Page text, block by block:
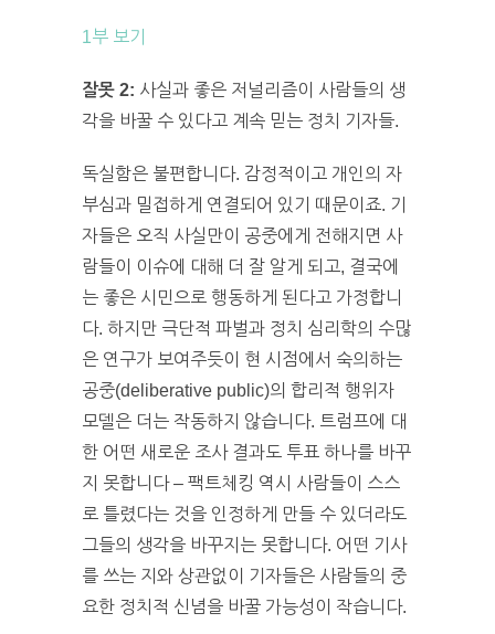
1부 보기
잘못 2: 사실과 좋은 저널리즘이 사람들의 생
각을 바꿀 수 있다고 계속 믿는 정치 기자들.
독실함은 불편합니다. 감정적이고 개인의 자
부심과 밀접하게 연결되어 있기 때문이죠. 기
자들은 오직 사실만이 공중에게 전해지면 사
람들이 이슈에 대해 더 잘 알게 되고, 결국에
는 좋은 시민으로 행동하게 된다고 가정합니
다. 하지만 극단적 파벌과 정치 심리학의 수많
은 연구가 보여주듯이 현 시점에서 숙의하는
공중(deliberative public)의 합리적 행위자
모델은 더는 작동하지 않습니다. 트럼프에 대
한 어떤 새로운 조사 결과도 투표 하나를 바꾸
지 못합니다 – 팩트체킹 역시 사람들이 스스
로 틀렸다는 것을 인정하게 만들 수 있더라도
그들의 생각을 바꾸지는 못합니다. 어떤 기사
를 쓰는 지와 상관없이 기자들은 사람들의 중
요한 정치적 신념을 바꿀 가능성이 작습니다.